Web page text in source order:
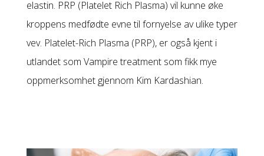
elastin. PRP (Platelet Rich Plasma) vil kunne øke
kroppens medfødte evne til fornyelse av ulike typer
vev. Platelet-Rich Plasma (PRP), er også kjent i
utlandet som Vampire treatment som fikk mye
oppmerksomhet gjennom Kim Kardashian.